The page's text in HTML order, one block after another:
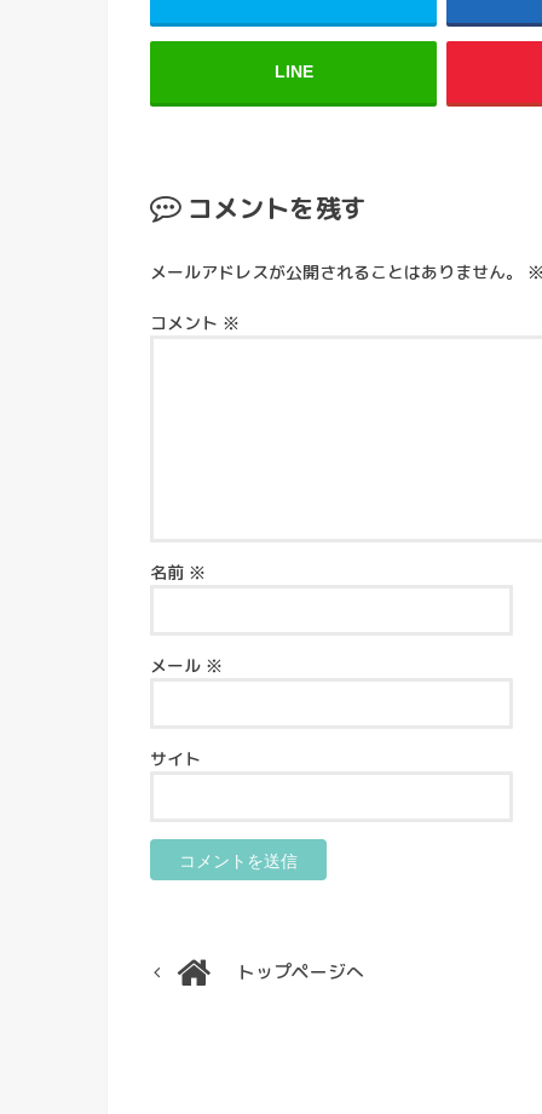
LINE
コメントを残す
メールアドレスが公開されることはありません。
コメント ※
名前 ※
メール ※
サイト
トップページへ